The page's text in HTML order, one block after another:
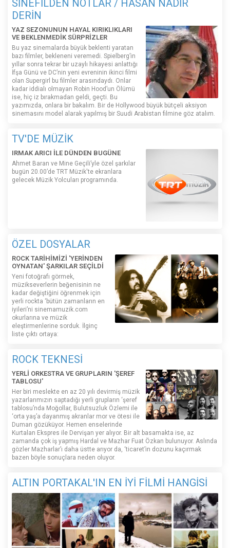
SİNEFİLDEN NOTLAR / HASAN NADİR
DERİN
YAZ SEZONUNUN HAYAL KIRIKLIKLARI
VE BEKLENMEDİK SÜRPRİZLER
Bu yaz sinemalarda büyük beklenti yaratan
bazı filmler, bekleneni veremedi. Spielberg’in
yıllar sonra tekrar bir uzaylı hikayesi anlattığı
İfşa Günü ve DC’nin yeni evreninin ikinci filmi
olan Supergirl bu filmler arasındaydı. Onlar
kadar iddialı olmayan Robin Hood’un Ölümü
ise, hiç iz bırakmadan geldi, geçti. Bu
yazımızda, onlara bir bakalım. Bir de Hollywood büyük bütçeli aksiyon
sinemasını model alarak yapılmış bir Suudi Arabistan filmine göz atalım.
TV'DE MÜZİK
IRMAK ARICI İLE DÜNDEN BUGÜNE
Ahmet Baran ve Mine Geçili’yle özel şarkılar
bugün 20.00’de TRT Müzik'te ekranlara
gelecek Müzik Yolcuları programında.
ÖZEL DOSYALAR
ROCK TARİHİMİZİ 'YERİNDEN
OYNATAN' ŞARKILAR SEÇİLDİ
Yeni fotoğrafı görmek,
müzikseverlerin beğenisinin ne
kadar değiştiğini öğrenmek için
yerli rockta ‘bütün zamanların en
iyileri’ni sinemamuzik.com
okurlarına ve müzik
eleştirmenlerine sorduk. İlginç
liste çıktı ortaya:
ROCK TEKNESİ
YERLİ ORKESTRA VE GRUPLARIN 'ŞEREF
TABLOSU'
Her biri meslekte en az 20 yılı devirmiş müzik
yazarlarımızın saptadığı yerli grupların ‘şeref
tablosu’nda Moğollar, Bulutsuzluk Özlemi ile
‘orta yaş’a dayanmış akranlar mor ve ötesi ile
Duman gözüküyor. Hemen enselerinde
Kurtalan Ekspres ile Dervişan yer alıyor. Bir alt basamakta ise, az
zamanda çok iş yapmış Hardal ve Mazhar Fuat Özkan bulunuyor. Aslında
gözler Mazharlar’ı daha üstte arıyor da, ‘ticaret’in dozunu kaçırmak
bazen böyle sonuçlara neden oluyor.
ALTIN PORTAKAL'IN EN İYİ FİLMİ HANGİSİ